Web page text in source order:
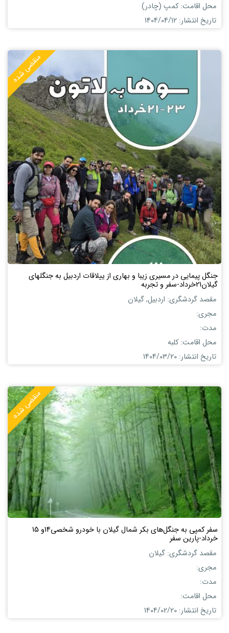
محل اقامت: کمپ (چادر)
تاریخ انتشار: 1404/04/12
منقضی شده
جنگل پیمایی در مسیری زیبا و بهاری از ییلاقات اردبیل به جنگلهای
گیلان21خرداد-سفر و تجربه
مقصد گردشگری: اردبیل, گیلان
مجری:
مدت:
محل اقامت: کلبه
تاریخ انتشار: 1404/03/20
منقضی شده
سفر کمپی به جنگل‌های بکر شمال گیلان با خودرو شخصی14و 15
خرداد-پارین سفر
مقصد گردشگری: گیلان
مجری:
مدت:
محل اقامت:
تاریخ انتشار: 1404/02/20